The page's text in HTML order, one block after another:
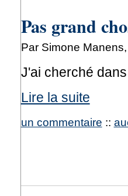
Pas grand
Par Simone
J'ai cherché
Lire la suite
un commentaire ::